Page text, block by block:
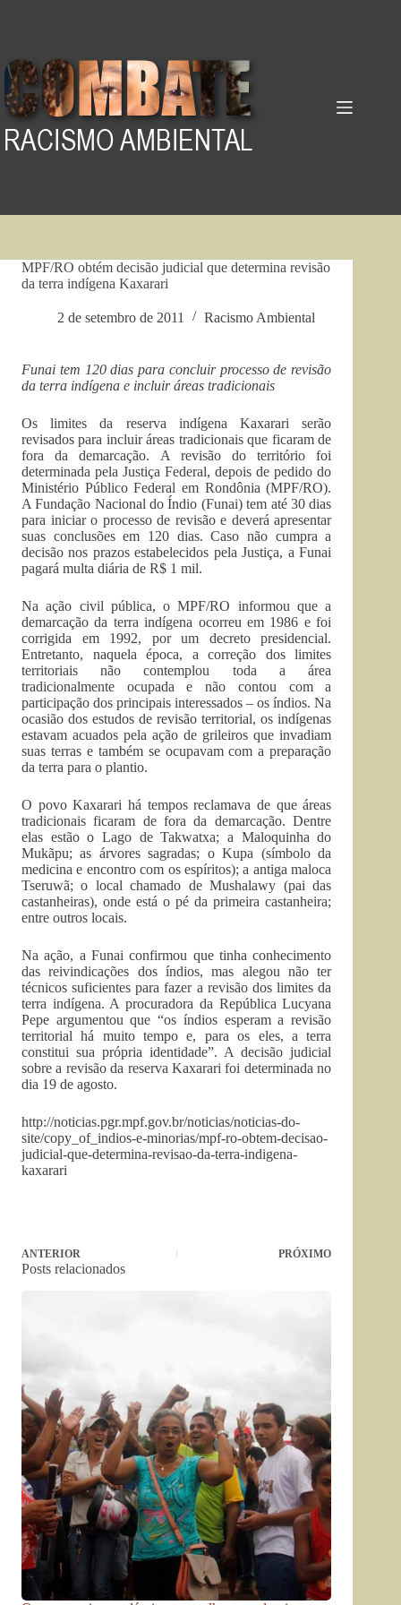
MPF/RO obtém decisão judicial que determina revisão
da terra indígena Kaxarari
2 de setembro de 2011 Racismo Ambiental
Funai tem 120 dias para concluir processo de revisão
da terra indígena e incluir áreas tradicionais
Os limites da reserva indígena Kaxarari serão
revisados para incluir áreas tradicionais que ficaram de
fora da demarcação. A revisão do território foi
determinada pela Justiça Federal, depois de pedido do
Ministério Público Federal em Rondônia (MPF/RO).
A Fundação Nacional do Índio (Funai) tem até 30 dias
para iniciar o processo de revisão e deverá apresentar
suas conclusões em 120 dias. Caso não cumpra a
decisão nos prazos estabelecidos pela Justiça, a Funai
pagará multa diária de R$ 1 mil.
Na ação civil pública, o MPF/RO informou que a
demarcação da terra indígena ocorreu em 1986 e foi
corrigida em 1992, por um decreto presidencial.
Entretanto, naquela época, a correção dos limites
territoriais não contemplou toda a área
tradicionalmente ocupada e não contou com a
participação dos principais interessados – os índios. Na
ocasião dos estudos de revisão territorial, os indígenas
estavam acuados pela ação de grileiros que invadiam
suas terras e também se ocupavam com a preparação
da terra para o plantio.
O povo Kaxarari há tempos reclamava de que áreas
tradicionais ficaram de fora da demarcação. Dentre
elas estão o Lago de Takwatxa; a Maloquinha do
Mukãpu; as árvores sagradas; o Kupa (símbolo da
medicina e encontro com os espíritos); a antiga maloca
Tseruwã; o local chamado de Mushalawy (pai das
castanheiras), onde está o pé da primeira castanheira;
entre outros locais.
Na ação, a Funai confirmou que tinha conhecimento
das reivindicações dos índios, mas alegou não ter
técnicos suficientes para fazer a revisão dos limites da
terra indígena. A procuradora da República Lucyana
Pepe argumentou que “os índios esperam a revisão
territorial há muito tempo e, para os eles, a terra
constitui sua própria identidade”. A decisão judicial
sobre a revisão da reserva Kaxarari foi determinada no
dia 19 de agosto.
http://noticias.pgr.mpf.gov.br/noticias/noticias-do-
site/copy_of_indios-e-minorias/mpf-ro-obtem-decisao-
judicial-que-determina-revisao-da-terra-indigena-
kaxarari
ANTERIOR PRÓXIMO
Posts relacionados